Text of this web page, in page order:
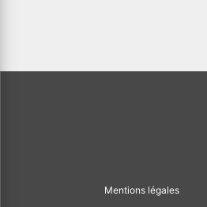
Mentions légales